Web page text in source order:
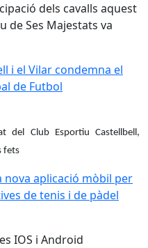
dels cavalls aquest
de Ses Majestats va
i el Vilar condemna el
i el Vilar condemna el
de Futbol
del Club Esportiu Castellbell,
fets
aplicació mòbil per
nova aplicació mòbil per
de tenis i de pàdel
IOS i Android